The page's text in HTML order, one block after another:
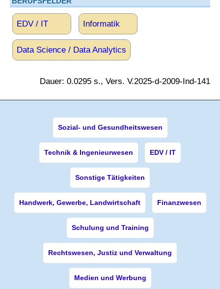
EDV / IT Informatik
Data Science / Data Analytics
Dauer: 0.0295 s., Vers. V.2025-d-2009-Ind-141
Sozial- und Gesundheitswesen
Technik & Ingenieurwesen EDV / IT
Sonstige Tätigkeiten
Handwerk, Gewerbe, Landwirtschaft Finanzwesen
Schulung und Training
Rechtswesen, Justiz und Verwaltung
Medien und Werbung